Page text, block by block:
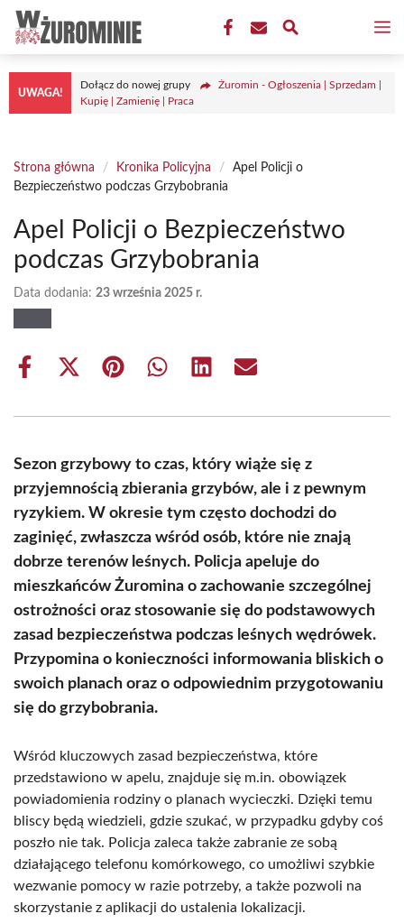
Przejdź
treści
UWAGA!
Dołącz do nowej grupy
Żuromin - Ogłoszenia | Sprzedam |
Kupię | Zamienię | Praca
Strona główna / Kronika Policyjna /
Apel Policji o
Bezpieczeństwo podczas Grzybobrania
Apel Policji o Bezpieczeństwo
podczas Grzybobrania
Data dodania: 23 września 2025 r.
Share
Share
(Twitter)
Share Share Share Share
Sezon grzybowy to czas, który wiąże się z
przyjemnością zbierania grzybów, ale i z pewnym
ryzykiem. W okresie tym często dochodzi do
zaginięć, zwłaszcza wśród osób, które nie znają
dobrze terenów leśnych. Policja apeluje do
mieszkańców Żuromina o zachowanie szczególnej
ostrożności oraz stosowanie się do podstawowych
zasad bezpieczeństwa podczas leśnych wędrówek.
Przypomina o konieczności informowania bliskich o
swoich planach oraz o odpowiednim przygotowaniu
się do grzybobrania.
Wśród kluczowych zasad bezpieczeństwa, które
przedstawiono w apelu, znajduje się m.in. obowiązek
powiadomienia rodziny o planach wycieczki. Dzięki temu
bliscy będą wiedzieli, gdzie szukać, w przypadku gdyby coś
poszło nie tak. Policja zaleca także zabranie ze sobą
działającego telefonu komórkowego, co umożliwi szybkie
wezwanie pomocy w razie potrzeby, a także pozwoli na
skorzystanie z aplikacji do ustalenia lokalizacji.